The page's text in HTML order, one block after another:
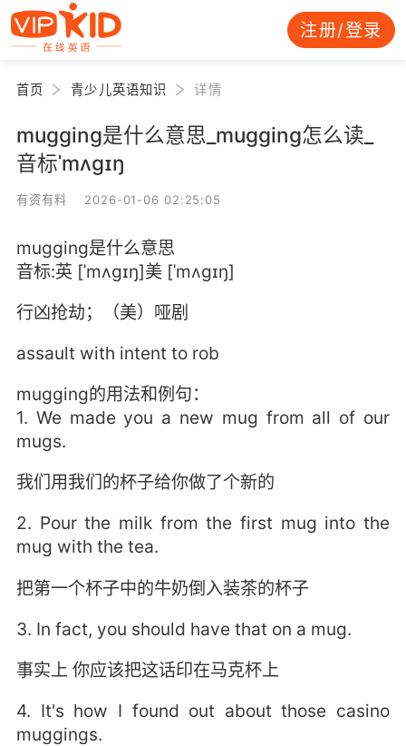
注册/登录
首页 青少儿英语知识 详情
mugging是什么意思_mugging怎么读_
音标ˈmʌgɪŋ
有资有料 2026-01-06 02:25:05
mugging是什么意思
音标:英 [ˈmʌgɪŋ]美 [ˈmʌɡɪŋ]
行凶抢劫；（美）哑剧
assault with intent to rob
mugging的用法和例句：
1. We made you a new mug from all of our
mugs.
我们用我们的杯子给你做了个新的
2. Pour the milk from the first mug into the
mug with the tea.
把第一个杯子中的牛奶倒入装茶的杯子
3. In fact, you should have that on a mug.
事实上 你应该把这话印在马克杯上
4. It's how I found out about those casino
muggings.